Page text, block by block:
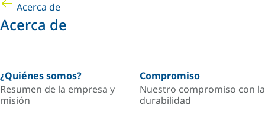
Acerca de
Acerca de
¿Quiénes somos?
Resumen de la empresa y
misión
Compromiso
Nuestro compromiso con la
durabilidad